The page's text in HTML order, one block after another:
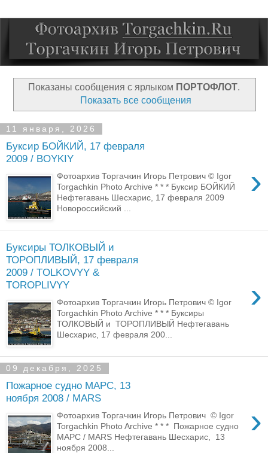
Показаны сообщения с ярлыком ПОРТОФЛОТ.
Показать все сообщения
11 января, 2026
Буксир БОЙКИЙ, 17 февраля
2009 / BOYKIY
›
Фотоархив Торгачкин Игорь Петрович © Igor
Torgachkin Photo Archive * * * Буксир БОЙКИЙ
Нефтегавань Шесхарис, 17 февраля 2009
Новороссийский ...
Буксиры ТОЛКОВЫЙ и
ТОРОПЛИВЫЙ, 17 февраля
2009 / TOLKOVYY &
TOROPLIVYY
›
Фотоархив Торгачкин Игорь Петрович © Igor
Torgachkin Photo Archive * * * Буксиры
ТОЛКОВЫЙ и ТОРОПЛИВЫЙ Нефтегавань
Шесхарис, 17 февраля 200...
09 декабря, 2025
Пожарное судно МАРС, 13
ноября 2008 / MARS
›
Фотоархив Торгачкин Игорь Петрович © Igor
Torgachkin Photo Archive * * * Пожарное судно
МАРС / MARS Нефтегавань Шесхарис, 13
ноября 2008...